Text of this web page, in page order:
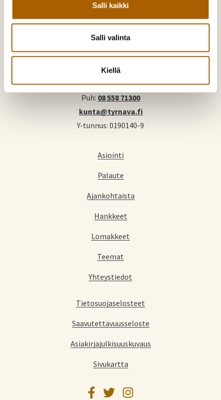
Salli kaikki
Salli valinta
Kiellä
Tyrnävä. Mukavamman arjen kotikunta
Kunnankuja 4, 91800 Tyrnävä
Puh: 08 558 71300
kunta@tyrnava.fi
Y-tunnus: 0190140-9
Asiointi
Palaute
Ajankohtaista
Hankkeet
Lomakkeet
Teemat
Yhteystiedot
Tietosuojaselosteet
Saavutettavuusseloste
Asiakirjajulkisuuskuvaus
Sivukartta
Facebook
TwitterInstagram